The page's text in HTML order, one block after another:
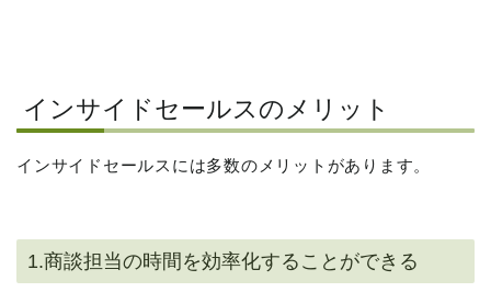
インサイドセールスのメリット
インサイドセールスには多数のメリットがあります。
1.商談担当の時間を効率化することができる